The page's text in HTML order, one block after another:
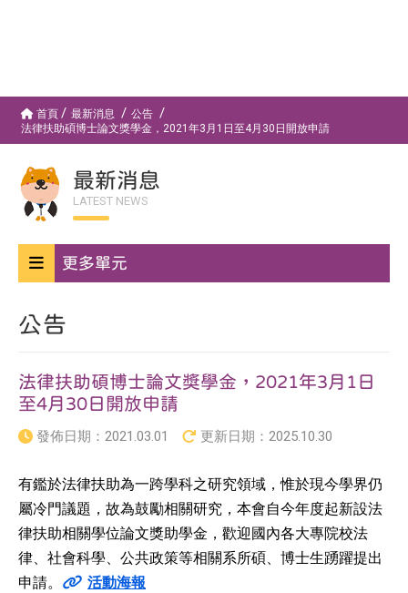
首頁 最新消息
公告
法律扶助碩博士論文獎學金，2021年3月1日至4月30日開放申請
最新消息
LATEST NEWS
更多單元
公告
法律扶助碩博士論文獎學金，2021年3月1日
至4月30日開放申請
發佈日期： 2021.03.01 更新日期： 2025.10.30
有鑑於法律扶助為一跨學科之研究領域，惟於現今學界仍
屬冷門議題，故為鼓勵相關研究，本會自今年度起新設法
律扶助相關學位論文獎助學金，歡迎國內各大專院校法
律、社會科學、公共政策等相關系所碩、博士生踴躍提出
申請。
活動海報